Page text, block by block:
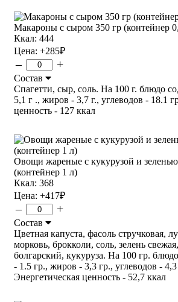
Макароны с сыром 350 гр (контейнер
Ккал: 444
Цена: +285₽
– +
Состав
Спагетти, сыр, соль. На 100 г. блюдо
5,1 г ., жиров - 3,7 г., углеводов - 18.1
ценность - 127 ккал
Овощи жареные с кукурузой и
(контейнер 1 л)
Ккал: 368
Цена: +417₽
– +
Состав
Цветная капуста, фасоль стручковая,
морковь, брокколи, соль, зелень
болгарский, кукуруза. На 100 гр.
- 1.5 гр., жиров - 3,3 гр., углеводов - 4,3
Энергетическая ценность - 52,7 ккал